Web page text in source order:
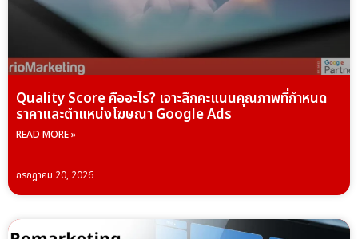
Quality Score คืออะไร? เจาะลึกคะแนนคุณภาพที่กำหนด
ราคาและตำแหน่งโฆษณา Google Ads
READ MORE »
กรกฎาคม 20, 2026